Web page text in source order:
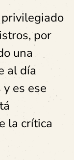
privilegiado
por
una
al día
es ese
la crítica